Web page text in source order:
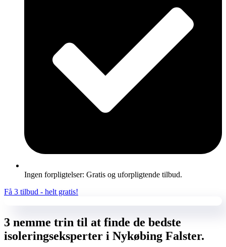
Ingen forpligtelser: Gratis og uforpligtende tilbud.
Få 3 tilbud - helt gratis!
3 nemme trin til at finde de bedste
isoleringseksperter i Nykøbing Falster.